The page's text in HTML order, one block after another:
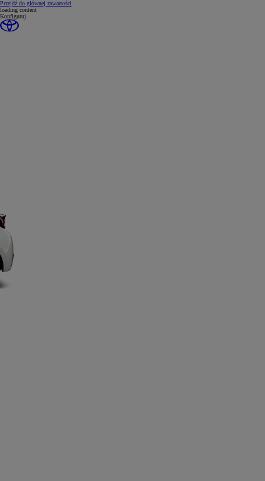
Przejdź do głównej zawartości
loading content
Konfiguruj